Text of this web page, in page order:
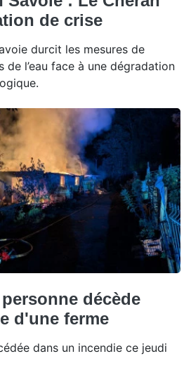
de crise
durcit les mesures de
de l’eau face à une dégradation
décède
d'une ferme
dans un incendie ce jeudi